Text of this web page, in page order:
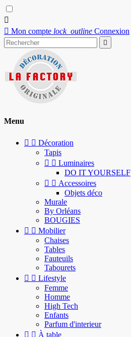

 Mon compte lock_outline Connexion

Menu
  Décoration
Tapis
  Luminaires
DO IT YOURSELF
  Accessoires
Objets déco
Murale
By Orléans
BOUGIES
  Mobilier
Chaises
Tables
Fauteuils
Tabourets
  Lifestyle
Femme
Homme
High Tech
Enfants
Parfum d'interieur
  À table